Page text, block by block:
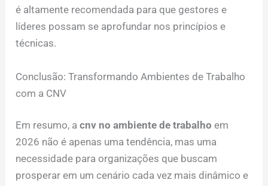
é altamente recomendada para que gestores e
líderes possam se aprofundar nos princípios e
técnicas.
Conclusão: Transformando Ambientes de Trabalho
com a CNV
Em resumo, acnv no ambiente de trabalho em
2026 não é apenas uma tendência, mas uma
necessidade para organizações que buscam
prosperar em um cenário cada vez mais dinâmico e